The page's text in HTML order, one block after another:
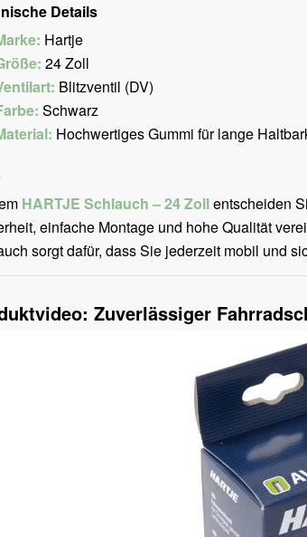
Details
Hartje
24 Zoll
Blitzventil (DV)
Schwarz
Hochwertiges Gummi für lange
HARTJE Schlauch – 24 Zollentscheiden
einfache Montage und hohe Qualität
sorgt dafür, dass Sie jederzeit mobil und
Zuverlässiger